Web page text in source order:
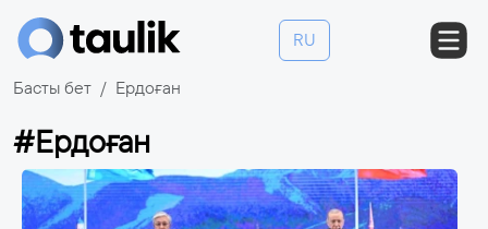
RU
Басты бет Ердоған
#Ердоған